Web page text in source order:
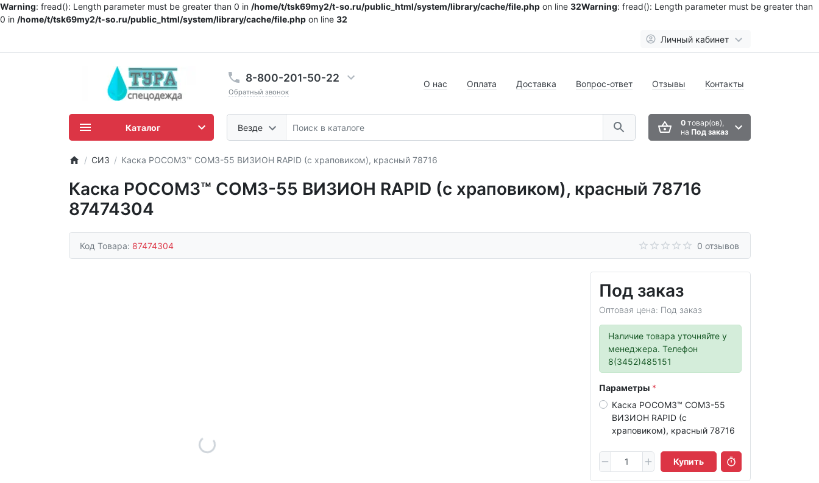
Warning: fread(): Length parameter must be greater than 0 in /home/t/tsk69my2/t-so.ru/public_html/system/library/cache/file.php on line 32Warning: fread(): Length parameter must be greater than
0 in /home/t/tsk69my2/t-so.ru/public_html/system/library/cache/file.php on line 32
Личный кабинет
8-800-201-50-22
Обратный звонок
Везде
О нас Оплата Доставка Вопрос-ответ Отзывы Контакты
0товар(ов),
на Под заказ
Каталог
СИЗ Каска РОСОМЗ™ СОМЗ-55 ВИЗИОН RAPID (с храповиком), красный 78716
Каска РОСОМЗ™ СОМЗ-55 ВИЗИОН RAPID (с храповиком), красный 78716
87474304
Код Товара: 87474304 0 отзывов
Под заказ
Оптовая цена: Под заказ
Наличие товара уточняйте у
менеджера. Телефон
8(3452)485151
Параметры
Каска РОСОМЗ™ СОМЗ-55
ВИЗИОН RAPID (с
храповиком), красный 78716
Купить